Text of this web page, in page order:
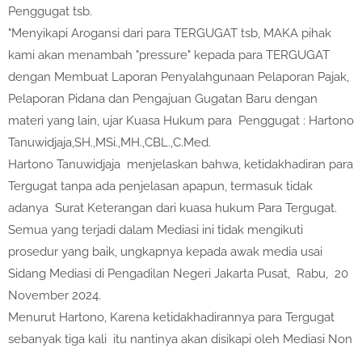
Penggugat tsb.
"Menyikapi Arogansi dari para TERGUGAT tsb, MAKA pihak
kami akan menambah "pressure" kepada para TERGUGAT
dengan Membuat Laporan Penyalahgunaan Pelaporan Pajak,
Pelaporan Pidana dan Pengajuan Gugatan Baru dengan
materi yang lain, ujar Kuasa Hukum para Penggugat : Hartono
Tanuwidjaja,SH.,MSi.,MH.,CBL.,C.Med.
Hartono Tanuwidjaja menjelaskan bahwa, ketidakhadiran para
Tergugat tanpa ada penjelasan apapun, termasuk tidak
adanya Surat Keterangan dari kuasa hukum Para Tergugat.
Semua yang terjadi dalam Mediasi ini tidak mengikuti
prosedur yang baik, ungkapnya kepada awak media usai
Sidang Mediasi di Pengadilan Negeri Jakarta Pusat, Rabu, 20
November 2024.
Menurut Hartono, Karena ketidakhadirannya para Tergugat
sebanyak tiga kali itu nantinya akan disikapi oleh Mediasi Non